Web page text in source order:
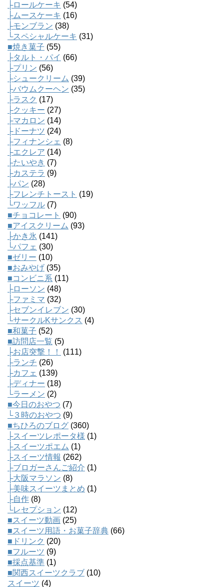
├ロールケーキ (54)
├ムースケーキ (16)
├モンブラン (38)
└スペシャルケーキ (31)
■焼き菓子 (55)
├タルト・パイ (66)
├プリン (56)
├シュークリーム (39)
├バウムクーヘン (35)
├ラスク (17)
├クッキー (27)
├マカロン (14)
├ドーナツ (24)
├フィナンシェ (8)
├エクレア (14)
├たいやき (7)
├カステラ (9)
├パン (28)
├フレンチトースト (19)
└ワッフル (7)
■チョコレート (90)
■アイスクリーム (93)
├かき氷 (141)
└パフェ (30)
■ゼリー (10)
■おみやげ (35)
■コンビニ系 (11)
├ローソン (48)
├ファミマ (32)
├セブンイレブン (30)
└サークルKサンクス (4)
■和菓子 (52)
■訪問店一覧 (5)
├お店突撃！！
(111)
├ランチ (26)
├カフェ (139)
├ディナー (18)
└ラーメン (2)
■今日のおやつ (7)
└３時のおやつ (9)
■ちひろのブログ (360)
├スイーツレポータ様 (1)
├スイーツポエム (1)
├スイーツ情報 (262)
├ブロガーさんご紹介 (1)
├大阪マラソン (8)
├美味スイーツまとめ (1)
├自作 (8)
└レセプション (12)
■スイーツ動画 (25)
■スイーツ用語・お菓子辞典 (66)
■ドリンク (20)
■フルーツ (9)
■採点基準 (1)
■関西スイーツクラブ (10)
スイーツ (4)